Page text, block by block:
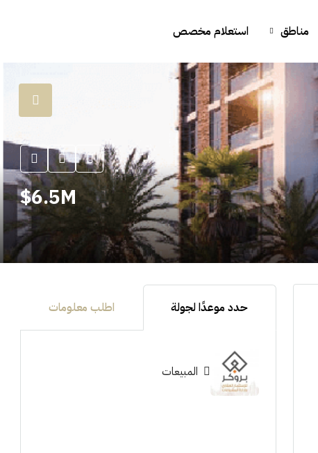
مناطق استعلام مخصص
6.5M$
حدد موعدًا لجولة اطلب معلومات
المبيعات